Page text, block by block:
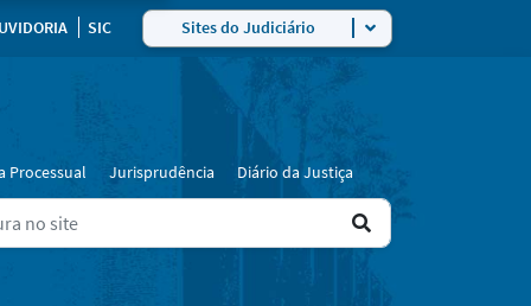
SIC Sites do Judiciário
Processual Jurisprudência Diário da Justiça
Ir